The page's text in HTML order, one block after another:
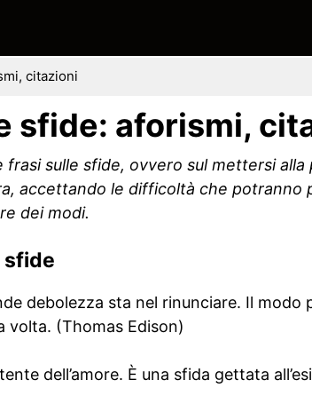
citazioni
sfide: aforismi,
frasi sulle sfide, ovvero sul mettersi
accettando le difficoltà che potranno
dei modi.
sfide
debolezza sta nel rinunciare. Il modo
volta. (Thomas Edison)
dell’amore. È una sfida gettata